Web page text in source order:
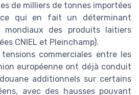
de milliers de tonnes importées
ce qui en fait un déterminant
mondiaux des produits laitiers
CNIEL et Pleinchamp).
commerciales entre les
européenne ont déjà conduit
additionnels sur certains
avec des hausses pouvant